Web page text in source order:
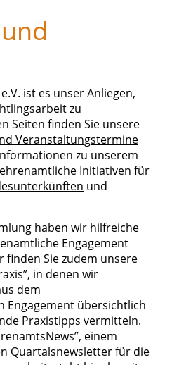
ist es unser Anliegen,
zu
Seiten finden Sie unsere
Veranstaltungstermine
zu unserem
Initiativen für
und
haben wir hilfreiche
Engagement
finden Sie zudem unsere
in denen wir
dem
Engagement übersichtlich
Praxistipps vermitteln.
einem
Quartalsnewsletter für die